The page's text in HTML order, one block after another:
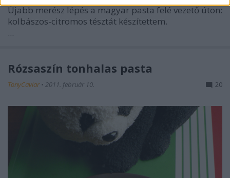
Újabb merész lépés a magyar pasta felé vezető úton:
kolbászos-citromos tésztát készítettem.
...
Rózsaszín tonhalas pasta
TonyCaviar • 2011. február 10. 20